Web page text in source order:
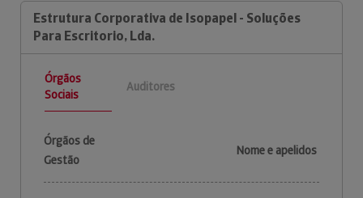
Estrutura Corporativa de Isopapel - Soluções
Para Escritorio, Lda.
Órgãos
Sociais
Auditores
Órgãos de
Gestão
Nome e apelidos